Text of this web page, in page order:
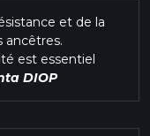
et de la
ancêtres.
est essentiel
DIOP